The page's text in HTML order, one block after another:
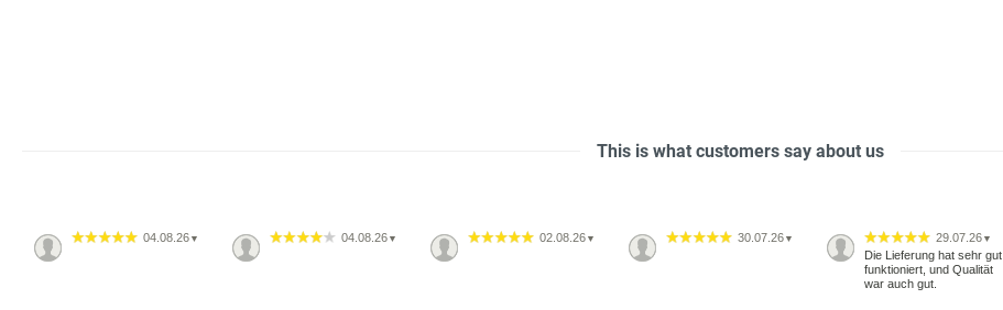
This is what customers say about us
04.08.26 ▼ 04.08.26 ▼ 02.08.26 ▼ 30.07.26 ▼ 29.07.26 ▼
Die Lieferung hat sehr gut
funktioniert, und Qualität
war auch gut.